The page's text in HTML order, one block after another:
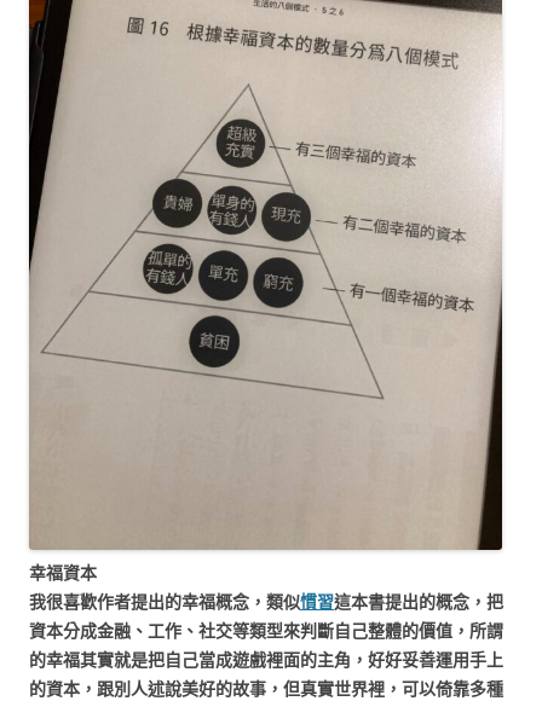
幸福資本
我很喜歡作者提出的幸福概念，類似慣習這本書提出的概念，把
資本分成金融、工作、社交等類型來判斷自己整體的價值，所謂
的幸福其實就是把自己當成遊戲裡面的主角，好好妥善運用手上
的資本，跟別人述說美好的故事，但真實世界裡，可以倚靠多種